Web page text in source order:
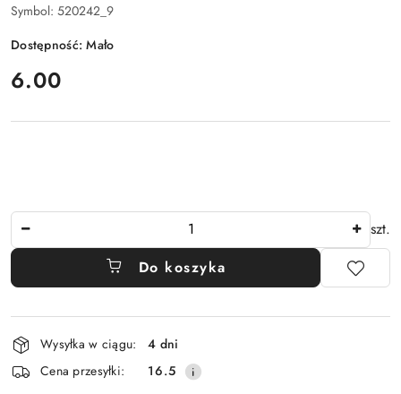
Symbol: 520242_9
Dostępność:Mało
cena:
6.00
szt.
Do koszyka
Dostępność
i
dostawa
Wysyłka w ciągu:
4 dni
Cena przesyłki:
16.5